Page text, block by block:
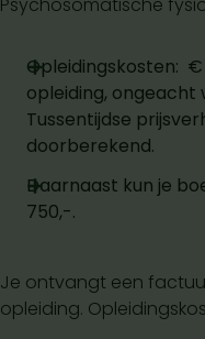
Opleidingskosten:
opleiding, ongeacht
Tussentijdse
doorberekend.
Daarnaast kun je
750,-.
Je ontvangt een
opleiding.